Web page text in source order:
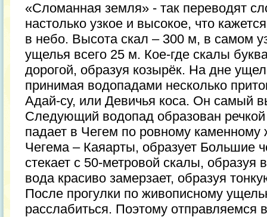
«Сломанная земля» - так переводят
настолько узкое и высокое, что
в небо. Высота скал – 300 м, в самом
ущелья всего 25 м. Кое-где скалы
дорогой, образуя козырёк. На дне
принимая водопадами несколько
Адай-су, или Девичья коса. Он самый
Следующий водопад образован
падает в Чегем по ровному
Чегема – Каяарты, образует Большие
стекает с 50-метровой скалы, образуя
вода красиво замерзает, образуя
После прогулки по живописному
расслабиться. Поэтому отправляемся